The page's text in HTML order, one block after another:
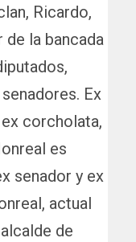
Ricardo,
la bancada
Ex
corcholata,
es
senador y ex
actual
de